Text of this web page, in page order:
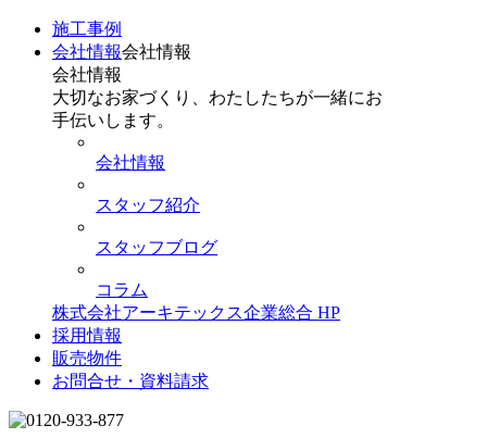
施工事例
会社情報会社情報
会社情報
大切なお家づくり、わたしたちが一緒にお
手伝いします。
会社情報
スタッフ紹介
スタッフブログ
コラム
株式会社アーキテックス企業総合 HP
採用情報
販売物件
お問合せ・資料請求